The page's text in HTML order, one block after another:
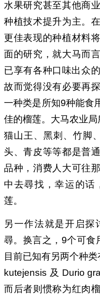
水果研究甚至其他商
种植技术提升为主。
更佳表现的种植材料
面的研究，就大马而
已享有各种口味出众
故而觉得没有必要再
一种类是所知9种能食
佳的榴莲。大马农业
猫山王、黑刺、竹脚
头、青皮等等都是普
品种，消费人大可往
中去尋找，幸运的话
莲。
另一作法就是开启探
尋。换言之，9个可食
目前已知有另两个种
kutejensis 及 Durio
而后者则惯称为红肉